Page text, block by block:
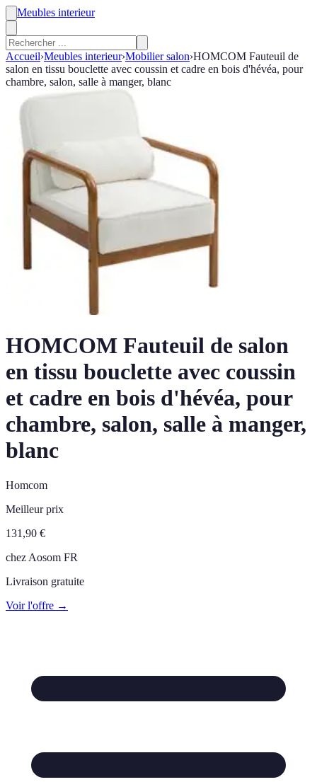
Meubles interieur
Accueil›Meubles interieur›Mobilier salon›HOMCOM Fauteuil de
salon en tissu bouclette avec coussin et cadre en bois d'hévéa, pour
chambre, salon, salle à manger, blanc
HOMCOM Fauteuil de salon
en tissu bouclette avec coussin
et cadre en bois d'hévéa, pour
chambre, salon, salle à manger,
blanc
Homcom
Meilleur prix
131,90 €
chez Aosom FR
Livraison gratuite
Voir l'offre →